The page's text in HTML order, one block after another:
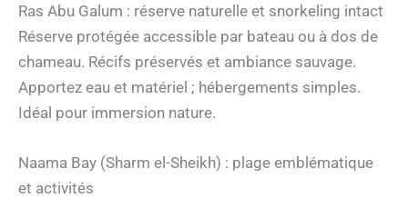
Ras Abu Galum : réserve naturelle et snorkeling intact
Réserve protégée accessible par bateau ou à dos de
chameau. Récifs préservés et ambiance sauvage.
Apportez eau et matériel ; hébergements simples.
Idéal pour immersion nature.
Naama Bay (Sharm el-Sheikh) : plage emblématique
et activités